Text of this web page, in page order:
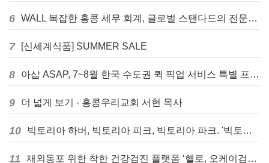
6 WALL 복잡한 홍콩 세무 회계, 글로벌 스탠다드의 전문가들이 답을 드립니다! - 법인설립, 회계, 감사
7 [신세계식품] SUMMER SALE
8 아삽 ASAP, 7~8월 한국 수도권 퀵 픽업 서비스 특별 프로모션 실시
9 더 넓게 보기 - 홍콩우리교회 서현 목사
10 빅토리아 하버, 빅토리아 피크, 빅토리아 파크. '빅토리아’의 이름은 어떻게 온 걸까? - [이승권 원장의 생활칼럼]
11 재외동포 위한 착한 건강검진 플랫폼 ‘헬로, 오케이검진’ 서비스 개시